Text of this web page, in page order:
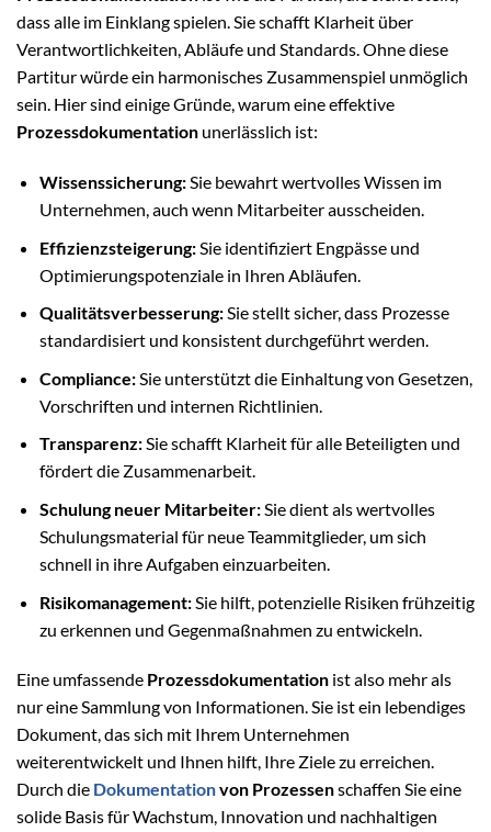
dass alle im Einklang spielen. Sie schafft Klarheit über
Verantwortlichkeiten, Abläufe und Standards. Ohne diese
Partitur würde ein harmonisches Zusammenspiel unmöglich
sein. Hier sind einige Gründe, warum eine effektive
Prozessdokumentation unerlässlich ist:
Wissenssicherung:Sie bewahrt wertvolles Wissen im
Unternehmen, auch wenn Mitarbeiter ausscheiden.
Effizienzsteigerung:Sie identifiziert Engpässe und
Optimierungspotenziale in Ihren Abläufen.
Qualitätsverbesserung:Sie stellt sicher, dass Prozesse
standardisiert und konsistent durchgeführt werden.
Compliance:Sie unterstützt die Einhaltung von Gesetzen,
Vorschriften und internen Richtlinien.
Transparenz:Sie schafft Klarheit für alle Beteiligten und
fördert die Zusammenarbeit.
Schulung neuer Mitarbeiter:Sie dient als wertvolles
Schulungsmaterial für neue Teammitglieder, um sich
schnell in ihre Aufgaben einzuarbeiten.
Risikomanagement:Sie hilft, potenzielle Risiken frühzeitig
zu erkennen und Gegenmaßnahmen zu entwickeln.
Eine umfassende Prozessdokumentation ist also mehr als
nur eine Sammlung von Informationen. Sie ist ein lebendiges
Dokument, das sich mit Ihrem Unternehmen
weiterentwickelt und Ihnen hilft, Ihre Ziele zu erreichen.
Durch die Dokumentationvon Prozessenschaffen Sie eine
solide Basis für Wachstum, Innovation und nachhaltigen